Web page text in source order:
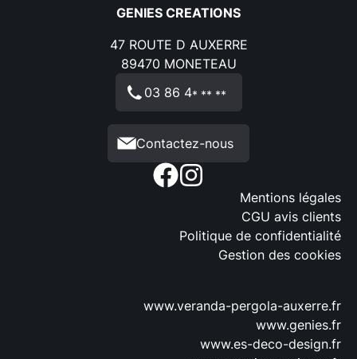
GENIES CREATIONS
47 ROUTE D AUXERRE
89470 MONETEAU
03 86 4* ** **
Contactez-nous
Mentions légales
CGU avis clients
Politique de confidentialité
Gestion des cookies
www.veranda-pergola-auxerre.fr
www.genies.fr
www.es-deco-design.fr